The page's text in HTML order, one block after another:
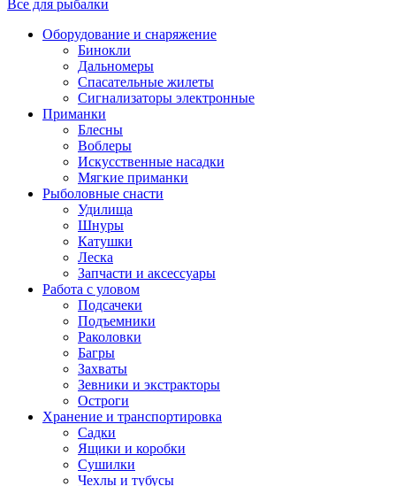
Все для рыбалки
Оборудование и снаряжение
Бинокли
Дальномеры
Спасательные жилеты
Сигнализаторы электронные
Приманки
Блесны
Воблеры
Искусственные насадки
Мягкие приманки
Рыболовные снасти
Удилища
Шнуры
Катушки
Леска
Запчасти и аксессуары
Работа с уловом
Подсачеки
Подъемники
Раколовки
Багры
Захваты
Зевники и экстракторы
Остроги
Хранение и транспортировка
Садки
Ящики и коробки
Сушилки
Чехлы и тубусы